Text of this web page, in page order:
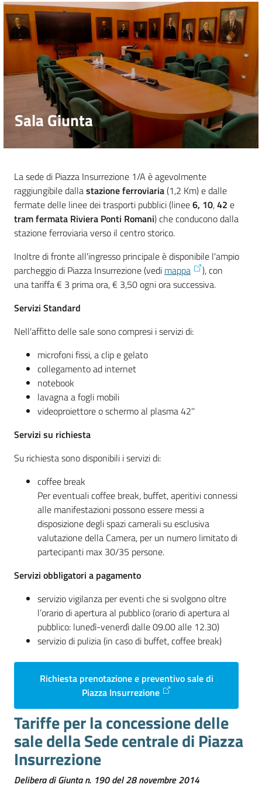
Contatti
tter
Stampa
Seguici
Sala Giunta
La sede di Piazza Insurrezione 1/A è agevolmente
raggiungibile dallastazione ferroviaria(1,2 Km) e dalle
fermate delle linee dei trasporti pubblici (linee6, 10,42 e
tram fermata Riviera Ponti Romani) che conducono dalla
stazione ferroviaria verso il centro storico.
Inoltre di fronte all'ingresso principale è disponibile l'ampio
parcheggio di Piazza Insurrezione (vedi mappa
), con
una tariffa € 3 prima ora, € 3,50 ogni ora successiva.
Servizi Standard
Nell'affitto delle sale sono compresi i servizi di:
microfoni fissi, a clip e gelato
collegamento ad internet
notebook
lavagna a fogli mobili
videoproiettore o schermo al plasma 42''
Servizi su richiesta
Su richiesta sono disponibili i servizi di:
coffee break
Per eventuali coffee break, buffet, aperitivi connessi
alle manifestazioni possono essere messi a
disposizione degli spazi camerali su esclusiva
valutazione della Camera, per un numero limitato di
partecipanti max 30/35 persone.
Servizi obbligatori a pagamento
servizio vigilanza per eventi che si svolgono oltre
l’orario di apertura al pubblico (orario di apertura al
pubblico: lunedì-venerdì dalle 09.00 alle 12.30)
servizio di pulizia (in caso di buffet, coffee break)
Richiesta prenotazione e preventivosaledi
Piazza Insurrezione
Tariffe per la concessione delle
sale della Sede centrale di Piazza
Insurrezione
Delibera di Giunta n. 190 del 28 novembre 2014